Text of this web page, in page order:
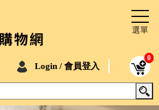
Login / 會員登入
0